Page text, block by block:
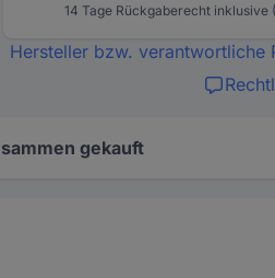
14 Tage Rückgaberecht inklusive
Hersteller bzw. verantwortliche
gekauft